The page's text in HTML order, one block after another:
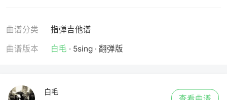
曲谱分类
指弹吉他谱
曲谱版本
白毛 · 5sing · 翻弹版
白毛